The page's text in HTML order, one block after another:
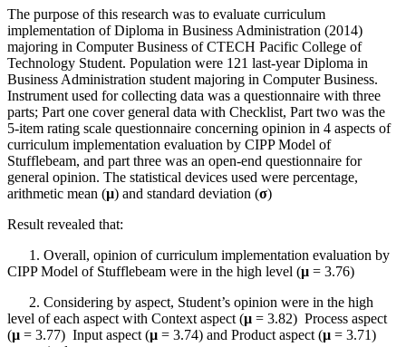
The purpose of this research was to evaluate curriculum
implementation of Diploma in Business Administration (2014)
majoring in Computer Business of CTECH Pacific College of
Technology Student. Population were 121 last-year Diploma in
Business Administration student majoring in Computer Business.
Instrument used for collecting data was a questionnaire with three
parts; Part one cover general data with Checklist, Part two was the
5-item rating scale questionnaire concerning opinion in 4 aspects of
curriculum implementation evaluation by CIPP Model of
Stufflebeam, and part three was an open-end questionnaire for
general opinion. The statistical devices used were percentage,
arithmetic mean (µ) and standard deviation (σ)
Result revealed that:
1. Overall, opinion of curriculum implementation evaluation by
CIPP Model of Stufflebeam were in the high level (µ = 3.76)
2. Considering by aspect, Student’s opinion were in the high
level of each aspect with Context aspect (µ = 3.82) Process aspect
(µ = 3.77) Input aspect (µ = 3.74) and Product aspect (µ = 3.71)